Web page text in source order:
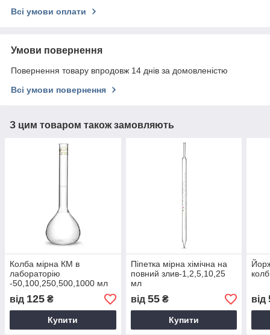
Всі умови оплати
Умови повернення
Повернення товару впродовж 14 днів за домовленістю
Всі умови повернення
З цим товаром також замовляють
Колба мірна КМ в
лабораторію
-50,100,250,500,1000 мл
від 125 ₴
Купити
Піпетка мірна хімічна на
повний злив-1,2,5,10,25
мл
від 55₴
Купити
від